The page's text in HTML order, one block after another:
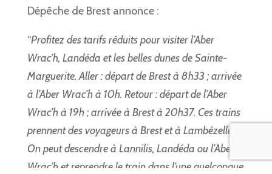
Dépêche de Brest annonce :
“Profitez des tarifs réduits pour visiter l’Aber
Wrac’h, Landéda et les belles dunes de Sainte-
Marguerite. Aller : départ de Brest à 8h33 ; arrivée
à l’Aber Wrac’h à 10h. Retour : départ de l’Aber
Wrac’h à 19h ; arrivée à Brest à 20h37. Ces trains
prennent des voyageurs à Brest et à Lambézellec.
On peut descendre à Lannilis, Landéda ou l’Aber
Wrac’h et reprendre le train dans l’une quelconque